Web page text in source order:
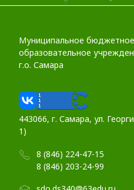
Муниципальное
образовательное
г.о. Самара
443066, г. Самара, ул.
1)
8 (846) 224-47-15
8 (846) 203-24-99